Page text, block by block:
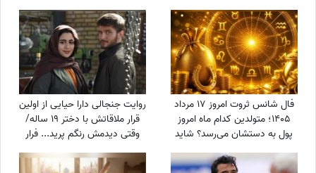
فال شانس ثروت امروز 17 مرداد
1405؛ متولدین کدام ماه امروز
پول به دستشان می‌رسد؟ شاید
شانس امروز با تو یار باشه😍💲
💸💰واریزی غیرمنتظره در راهه...
روایت جنجالی دارا حیایی از اولین
قرار ملاقاتش با دختر 19 ساله/
وقتی دیدمش رنگم پرید... فرار
کردم!